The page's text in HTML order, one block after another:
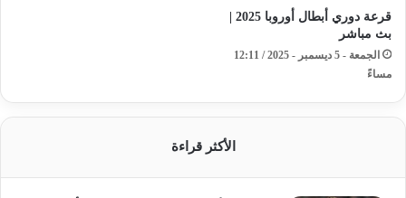
بث مباشر
الجمعة - 5 ديسمبر - 2025 / 12:11
مساءً
الأكثر قراءة